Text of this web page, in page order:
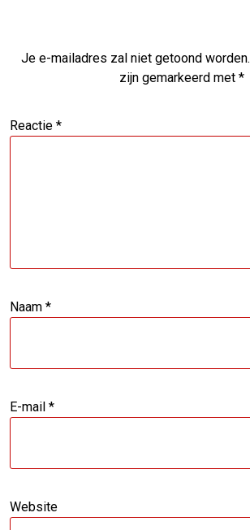
Je e-mailadres zal niet getoond worden.
zijn gemarkeerd met *
Reactie *
Naam *
E-mail *
Website